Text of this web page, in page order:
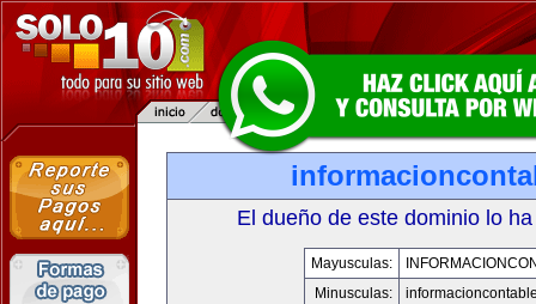
El dueño de este dominio lo
Mayusculas:
Minusculas: